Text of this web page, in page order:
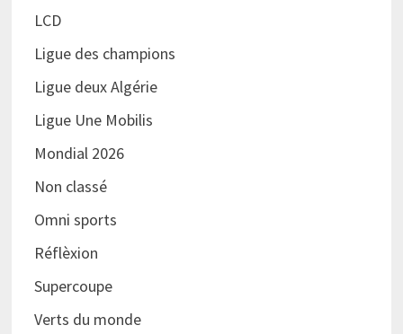
LCD
Ligue des champions
Ligue deux Algérie
Ligue Une Mobilis
Mondial 2026
Non classé
Omni sports
Réflèxion
Supercoupe
Verts du monde